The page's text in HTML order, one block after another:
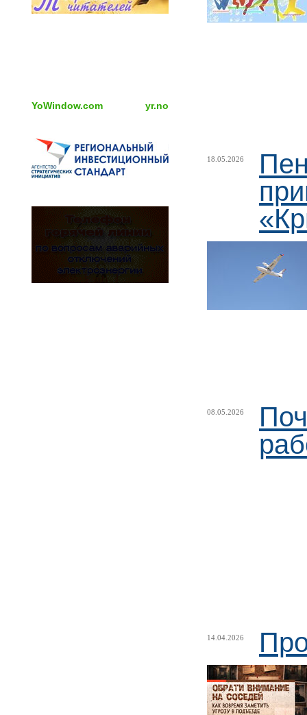
YoWindow.com yr.no
18.05.2026
08.05.2026
14.04.2026